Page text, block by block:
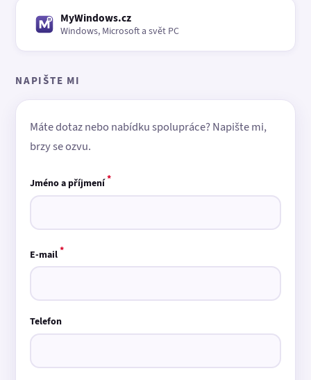
MyWindows.cz
Windows, Microsoft a svět PC
NAPIŠTE MI
Máte dotaz nebo nabídku spolupráce? Napište mi,
brzy se ozvu.
Jméno a příjmení*
E-mail*
Telefon